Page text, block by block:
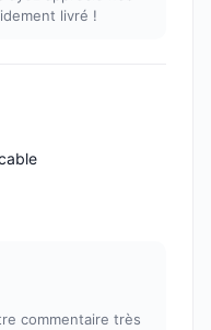
livré !
commentaire très